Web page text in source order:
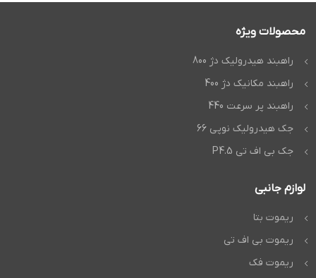
محصولات ویژه
راهبند هیدرولیک دژ 800
راهبند مکانیک دژ 400
راهبند پر سرعت 440
جک هیدرولیک نوپی 66
جک بی اف تی P4.5
لوازم جانبی
ریموت بتا
ریموت بی اف تی
ریموت فک